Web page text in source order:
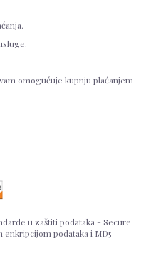
omogućuje kupnju plaćanjem
u zaštiti podataka - Secure
enkripcijom podataka i MD5